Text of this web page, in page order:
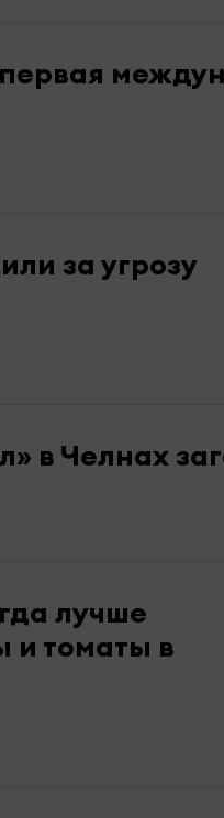
за угрозу
в Челнах
лучше
и томаты в